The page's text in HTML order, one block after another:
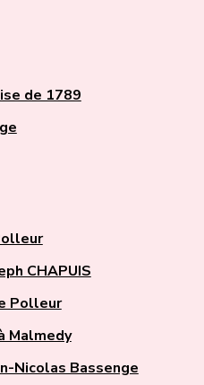
de 1789
CHAPUIS
Polleur
Malmedy
Nicolas Bassenge